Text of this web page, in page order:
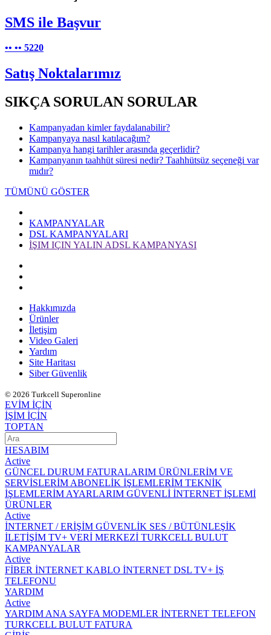
SMS ile Başvur
•• •• 5220
Satış Noktalarımız
SIKÇA SORULAN SORULAR
Kampanyadan kimler faydalanabilir?
Kampanyaya nasıl katılacağım?
Kampanya hangi tarihler arasında geçerlidir?
Kampanyanın taahhüt süresi nedir? Taahhütsüz seçeneği var
mıdır?
TÜMÜNÜ GÖSTER
KAMPANYALAR
DSL KAMPANYALARI
İŞIM IÇIN YALIN ADSL KAMPANYASI
Hakkımızda
Ürünler
İletişim
Video Galeri
Yardım
Site Haritası
Siber Güvenlik
© 2026 Turkcell Superonline
EVİM İÇİN
İŞİM İÇİN
TOPTAN
HESABIM
Active
GÜNCEL DURUM FATURALARIM ÜRÜNLERİM VE
SERVİSLERİM ABONELİK İŞLEMLERİM TEKNİK
İŞLEMLERİM AYARLARIM GÜVENLİ İNTERNET İŞLEMİ
ÜRÜNLER
Active
İNTERNET / ERİŞİM GÜVENLİK SES / BÜTÜNLEŞİK
İLETİŞİM TV+ VERİ MERKEZİ TURKCELL BULUT
KAMPANYALAR
Active
FİBER İNTERNET KABLO İNTERNET DSL TV+ İŞ
TELEFONU
YARDIM
Active
YARDIM ANA SAYFA MODEMLER İNTERNET TELEFON
TURKCELL BULUT FATURA